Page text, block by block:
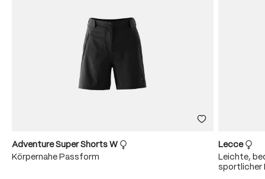
Adventure Super Shorts W
Körpernahe Passform
Lecce
Leichte,
sportlicher